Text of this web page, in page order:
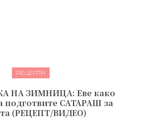
РЕЦЕПТИ
НА ЗИМНИЦА: Еве како
подготвите САТАРАШ за
(РЕЦЕПТ/ВИДЕО)